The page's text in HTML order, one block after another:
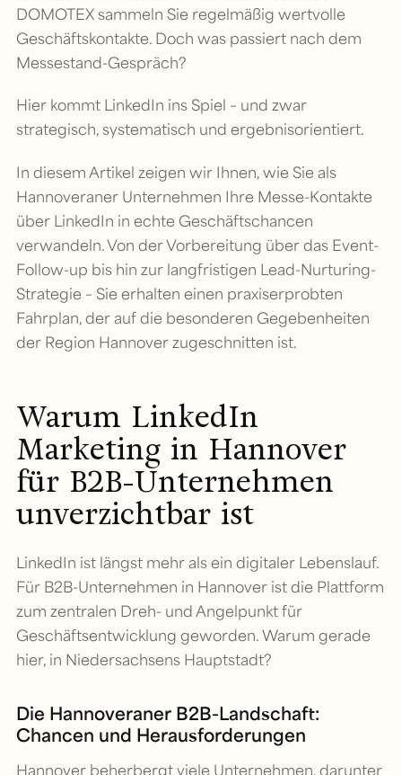
DOMOTEX sammeln Sie regelmäßig wertvolle
Geschäftskontakte. Doch was passiert nach dem
Messestand-Gespräch?
Hier kommt LinkedIn ins Spiel – und zwar
strategisch, systematisch und ergebnisorientiert.
In diesem Artikel zeigen wir Ihnen, wie Sie als
Hannoveraner Unternehmen Ihre Messe-Kontakte
über LinkedIn in echte Geschäftschancen
verwandeln. Von der Vorbereitung über das Event-
Follow-up bis hin zur langfristigen Lead-Nurturing-
Strategie – Sie erhalten einen praxiserprobten
Fahrplan, der auf die besonderen Gegebenheiten
der Region Hannover zugeschnitten ist.
Warum LinkedIn
Marketing in Hannover
für B2B-Unternehmen
unverzichtbar ist
LinkedIn ist längst mehr als ein digitaler Lebenslauf.
Für B2B-Unternehmen in Hannover ist die Plattform
zum zentralen Dreh- und Angelpunkt für
Geschäftsentwicklung geworden. Warum gerade
hier, in Niedersachsens Hauptstadt?
Die Hannoveraner B2B-Landschaft:
Chancen und Herausforderungen
Hannover beherbergt viele Unternehmen, darunter